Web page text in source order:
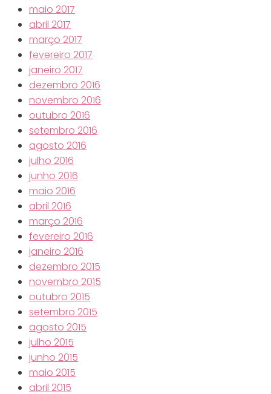
maio 2017
abril 2017
março 2017
fevereiro 2017
janeiro 2017
dezembro 2016
novembro 2016
outubro 2016
setembro 2016
agosto 2016
julho 2016
junho 2016
maio 2016
abril 2016
março 2016
fevereiro 2016
janeiro 2016
dezembro 2015
novembro 2015
outubro 2015
setembro 2015
agosto 2015
julho 2015
junho 2015
maio 2015
abril 2015